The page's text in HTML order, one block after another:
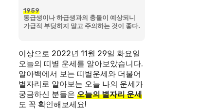
1959
동급생이나 하급생과의 충돌이 예상되니
가급적 부딪히지 말고 주의하는 것이 좋다.
이상으로 2022년 11월 29일 화요일
오늘의 띠별 운세를 알아보았습니다.
알아백에서 보는 띠별운세와 더불어
별자리로 알아보는 오늘 나의 운세가
궁금하신 분들은 오늘의 별자리 운세
도 꼭 확인해보세요!